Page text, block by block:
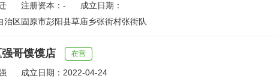
注册资本：-
成立日期：
治区固原市彭阳县草庙乡张街村张街队
哥馍馍店 在营
成立日期：2022-04-24